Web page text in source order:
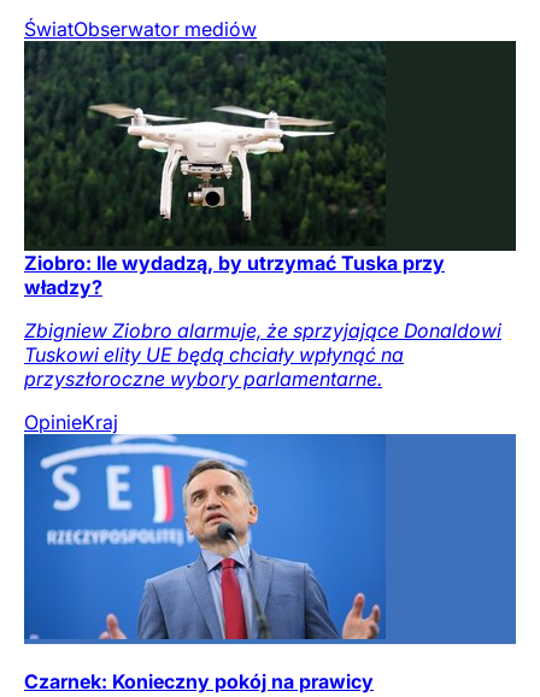
ŚwiatObserwator mediów
Ziobro: Ile wydadzą, by utrzymać Tuska przy
władzy?
Zbigniew Ziobro alarmuje, że sprzyjające Donaldowi
Tuskowi elity UE będą chciały wpłynąć na
przyszłoroczne wybory parlamentarne.
OpinieKraj
Czarnek: Konieczny pokój na prawicy